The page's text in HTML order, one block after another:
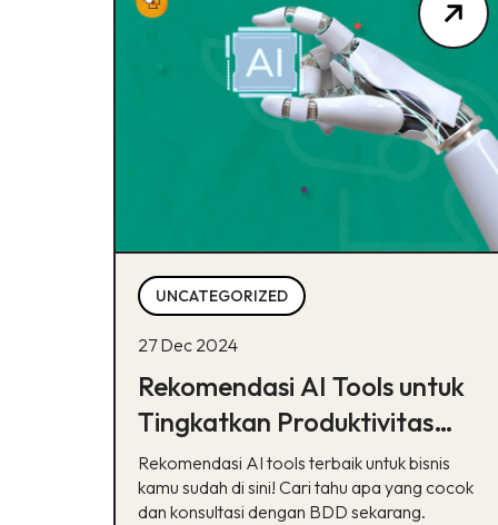
UNCATEGORIZED
27 Dec 2024
Rekomendasi AI Tools untuk
Tingkatkan Produktivitas
Bisnis, Catat!
Rekomendasi AI tools terbaik untuk bisnis
kamu sudah di sini! Cari tahu apa yang cocok
dan konsultasi dengan BDD sekarang.